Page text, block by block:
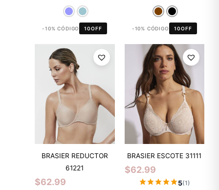
-10% CÓDIGO 10OFF -10% CÓDIGO 10OFF
BRASIER REDUCTOR
61221
$62.99
BRASIER ESCOTE 31111
$62.99
5(1)